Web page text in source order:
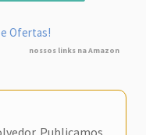
Ofertas!
nossos links na Amazon